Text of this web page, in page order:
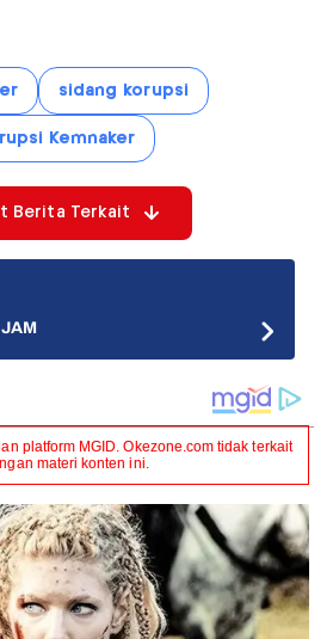
sidang korupsi
Kemnaker
Berita Terkait